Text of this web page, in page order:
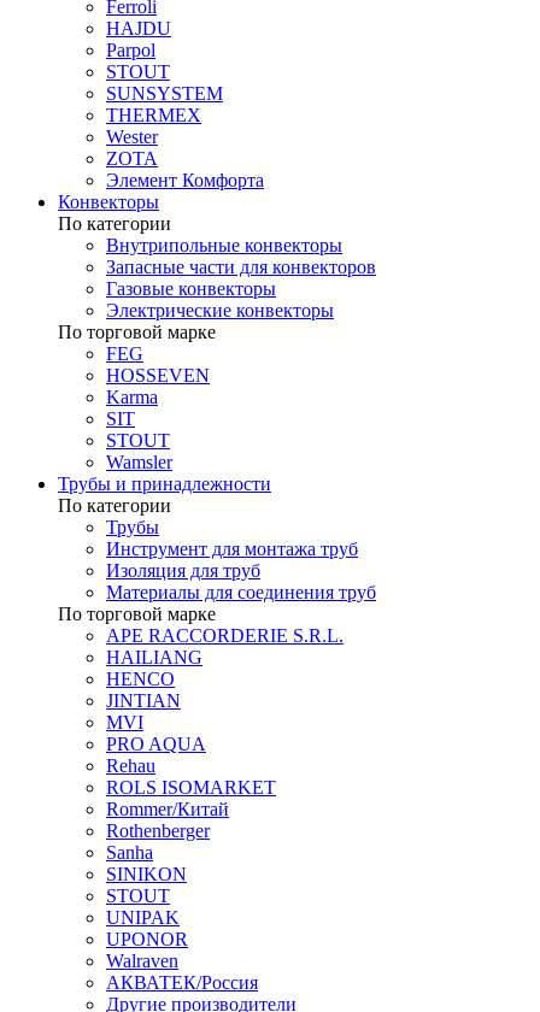
Ferroli
HAJDU
Parpol
STOUT
SUNSYSTEM
THERMEX
Wester
ZOTA
Элемент Комфорта
Конвекторы
По категории
Внутрипольные конвекторы
Запасные части для конвекторов
Газовые конвекторы
Электрические конвекторы
По торговой марке
FEG
HOSSEVEN
Karma
SIT
STOUT
Wamsler
Трубы и принадлежности
По категории
Трубы
Инструмент для монтажа труб
Изоляция для труб
Материалы для соединения труб
По торговой марке
APE RACCORDERIE S.R.L.
HAILIANG
HENCO
JINTIAN
MVI
PRO AQUA
Rehau
ROLS ISOMARKET
Rommer/Китай
Rothenberger
Sanha
SINIKON
STOUT
UNIPAK
UPONOR
Walraven
АКВАТЕК/Россия
Другие производители